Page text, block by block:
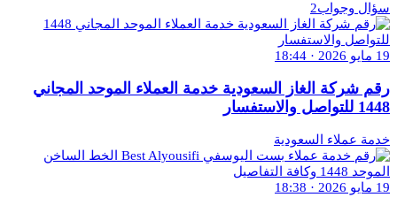
سؤال وجواب2
19 مايو 2026 · 18:44
رقم شركة الغاز السعودية خدمة العملاء الموحد المجاني
1448 للتواصل والاستفسار
خدمة عملاء السعودية
19 مايو 2026 · 18:38